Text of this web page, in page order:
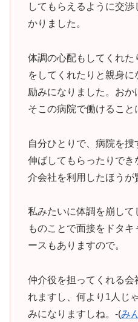
してもらえるように交
かりました。
体調の心配もしてくれ
をしてくれたりと親身
励みになりました。おか
そこの病院で働けること
自分ひとりで、病院を
伸ばしてもらったりで
介会社を利用したほうが
私みたいに体調を崩し
ものことで面接をドタ
ースもありますので。
仲介役を担ってくれる会
れますし、何より1人じ
みになりますしね。-(み